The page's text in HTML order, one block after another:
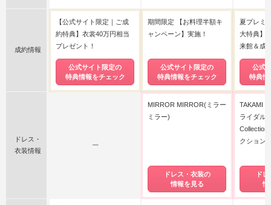
成約情報
【公式サイト限定｜ご成
約特典】衣裳40万円相当
プレゼント！
公式サイト限定の
特典情報をチェック
期間限定 【お料理半額キ
ャンペーン】実施！
公式サイト限定の
特典情報をチェック
夏プレミ
大特典】
来館＆成
公式
特典情
ドレス・
衣装情報
ー
MIRROR MIRROR(ミラー
ミラー)
ドレス・衣装の
情報を見る
TAKAMI
ライダル)
クション)
ド
情